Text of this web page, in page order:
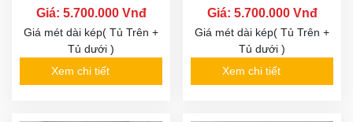
Giá: 5.700.000 Vnđ
Giá mét dài kép( Tủ Trên +
Tủ dưới )
Xem chi tiết
Giá: 5.700.000 Vnđ
Giá mét dài kép( Tủ Trên +
Tủ dưới )
Xem chi tiết